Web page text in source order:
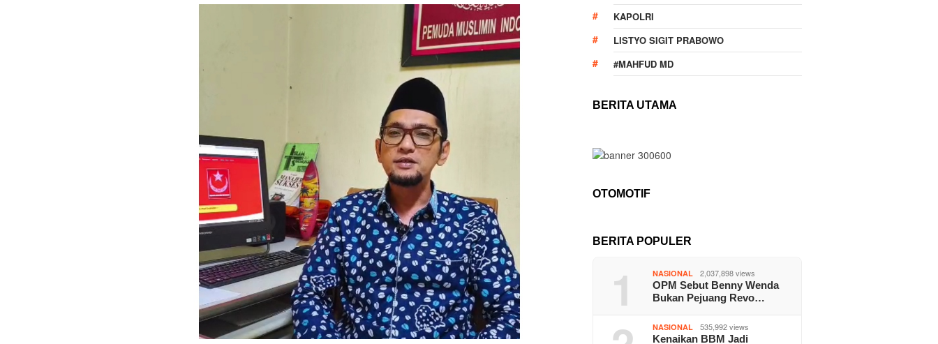
KAPOLRI
LISTYO SIGIT PRABOWO
#MAHFUD MD
BERITA UTAMA
OTOMOTIF
BERITA POPULER
1 NASIONAL 2,037,898 views
OPM Sebut Benny Wenda
Bukan Pejuang Revo…
NASIONAL 535,992 views
Kenaikan BBM Jadi